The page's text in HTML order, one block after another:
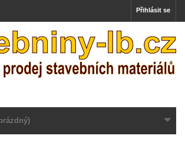
Přihlásit se